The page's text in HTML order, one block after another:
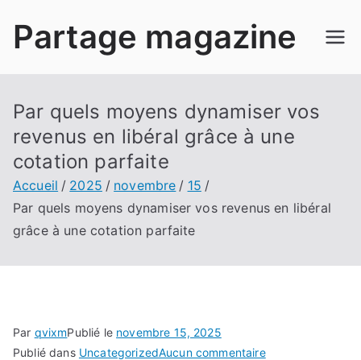
Partage magazine
Par quels moyens dynamiser vos
revenus en libéral grâce à une
cotation parfaite
Accueil 2025 novembre
15
Par quels moyens dynamiser vos revenus en libéral
grâce à une cotation parfaite
Par qvixmPublié le novembre 15, 2025
Publié dans UncategorizedAucun commentairesur